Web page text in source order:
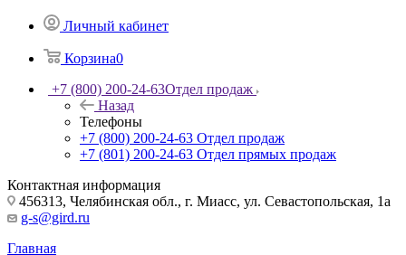
Личный кабинет
Корзина0
+7 (800) 200-24-63Отдел продаж
Назад
Телефоны
+7 (800) 200-24-63 Отдел продаж
+7 (801) 200-24-63 Отдел прямых продаж
Контактная информация
456313, Челябинская обл., г. Миасс, ул. Севастопольская, 1а
g-s@gird.ru
Главная